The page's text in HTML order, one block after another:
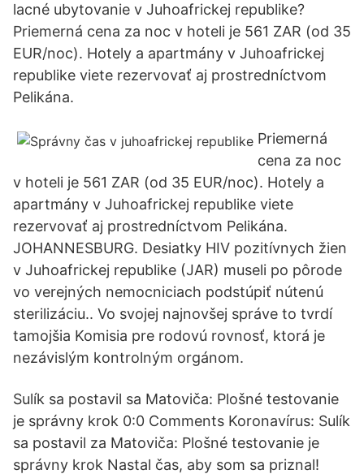
lacné ubytovanie v Juhoafrickej republike?
Priemerná cena za noc v hoteli je 561 ZAR (od 35
EUR/noc). Hotely a apartmány v Juhoafrickej
republike viete rezervovať aj prostredníctvom
Pelikána.
Priemerná
cena za noc
v hoteli je 561 ZAR (od 35 EUR/noc). Hotely a
apartmány v Juhoafrickej republike viete
rezervovať aj prostredníctvom Pelikána.
JOHANNESBURG. Desiatky HIV pozitívnych žien
v Juhoafrickej republike (JAR) museli po pôrode
vo verejných nemocniciach podstúpiť nútenú
sterilizáciu.. Vo svojej najnovšej správe to tvrdí
tamojšia Komisia pre rodovú rovnosť, ktorá je
nezávislým kontrolným orgánom.
Sulík sa postavil sa Matoviča: Plošné testovanie
je správny krok 0:0 Comments Koronavírus: Sulík
sa postavil za Matoviča: Plošné testovanie je
správny krok Nastal čas, aby som sa priznal!